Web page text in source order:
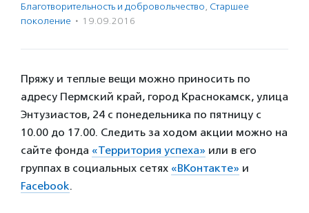
Благотвори­тель­ность и доброволь­чест­во, Старшее
поколение · 19.09.2016
Пряжу и теплые вещи можно приносить по
адресу Пермский край, город Краснокамск, улица
Энтузиастов, 24 с понедельника по пятницу с
10.00 до 17.00. Следить за ходом акции можно на
сайте фонда «Территория успеха» или в его
группах в социальных сетях «ВКонтакте» и
Facebook.